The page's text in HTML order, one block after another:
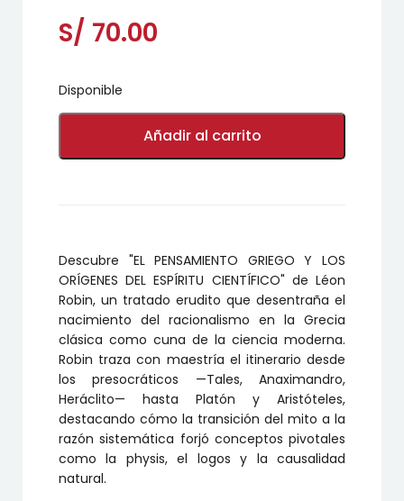
S/ 70.00
Disponible
EL
PENSAMIENTO
GRIEGO
CIENTÍFICO
cantidad
Añadir al carrito
Descubre "EL PENSAMIENTO GRIEGO Y LOS
ORÍGENES DEL ESPÍRITU CIENTÍFICO" de Léon
Robin, un tratado erudito que desentraña el
nacimiento del racionalismo en la Grecia
clásica como cuna de la ciencia moderna.
Robin traza con maestría el itinerario desde
los presocráticos —Tales, Anaximandro,
Heráclito— hasta Platón y Aristóteles,
destacando cómo la transición del mito a la
razón sistemática forjó conceptos pivotales
como la physis, el logos y la causalidad
natural.